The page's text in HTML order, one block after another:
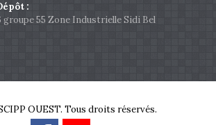
:
55 Zone Industrielle Sidi Bel
OUEST. Tous droits réservés.